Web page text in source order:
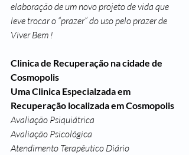
elaboração de um novo projeto de vida que
leve trocar o “prazer” do uso pelo prazer de
Viver Bem !
Clinica de Recuperação na cidade de
Cosmopolis
Uma Clinica Especialzada em
Recuperação localizada em Cosmopolis
Avaliação Psiquiátrica
Avaliação Psicológica
Atendimento Terapêutico Diário